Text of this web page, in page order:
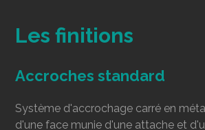
Les finitions
Accroches standard
Système d'accrochage carré en
d'une face munie d'une attache et